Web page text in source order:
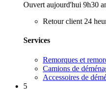
Ouvert aujourd'hui 9h30
Retour client 24
Services
Remorques et
Camions de
Accessoires de
5